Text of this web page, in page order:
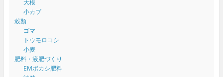
大根
小カブ
穀類
ゴマ
トウモロコシ
小麦
肥料・液肥づくり
EMボカシ肥料